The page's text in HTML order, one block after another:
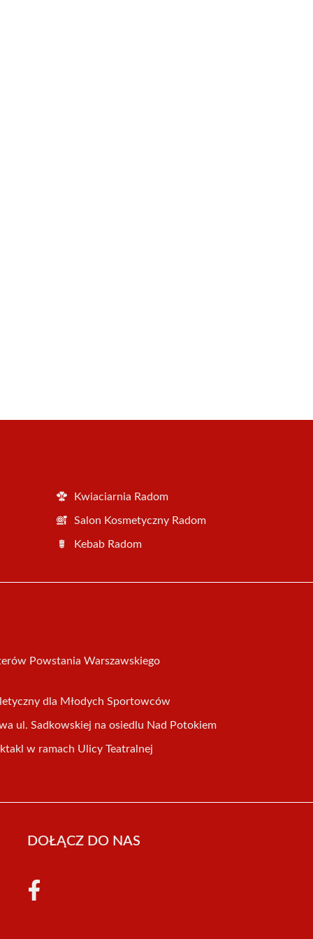
Kwiaciarnia Radom
Salon Kosmetyczny Radom
Kebab Radom
Powstania Warszawskiego
dla Młodych Sportowców
ul. Sadkowskiej na osiedlu Nad Potokiem
w ramach Ulicy Teatralnej
DOŁĄCZ DO NAS